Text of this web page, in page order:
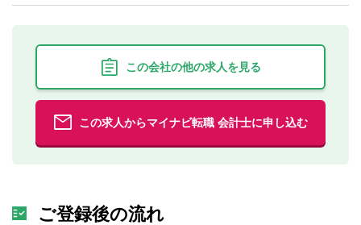
この会社の他の求人を見る
この求人からマイナビ転職 会計士に申し込む
ご登録後の流れ